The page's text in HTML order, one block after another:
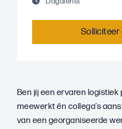
Solliciteer
Ben jij een ervaren
meewerkt én collega’s
van een georganiseerde